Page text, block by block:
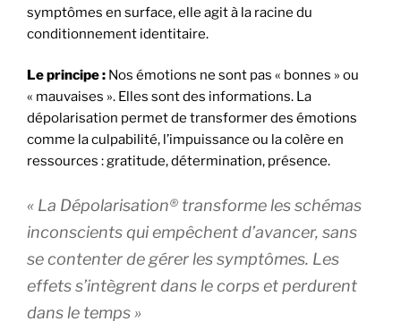
symptômes en surface, elle agit à la racine du
conditionnement identitaire.
Le principe : Nos émotions ne sont pas « bonnes » ou
« mauvaises ». Elles sont des informations. La
dépolarisation permet de transformer des émotions
comme la culpabilité, l’impuissance ou la colère en
ressources : gratitude, détermination, présence.
« La Dépolarisation® transforme les schémas
inconscients qui empêchent d’avancer, sans
se contenter de gérer les symptômes. Les
effets s’intègrent dans le corps et perdurent
dans le temps »